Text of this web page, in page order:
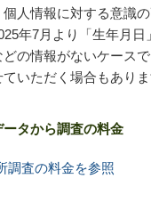
個人情報に対する意識
年7月より「生年月日
どの情報がないケース
ていただく場合もありま
ータから調査の料金
調査の料金を参照